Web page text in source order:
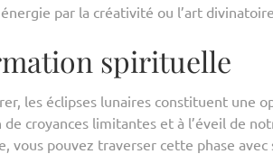
par la créativité ou l’art
spirituelle
les éclipses lunaires constituent une
croyances limitantes et à l’éveil de
vous pouvez traverser cette phase